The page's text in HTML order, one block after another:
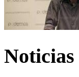
Noticias